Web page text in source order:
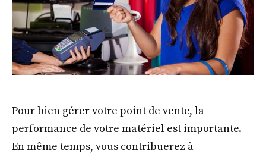
Pour bien gérer votre point de vente, la
performance de votre matériel est importante.
En même temps, vous contribuerez à